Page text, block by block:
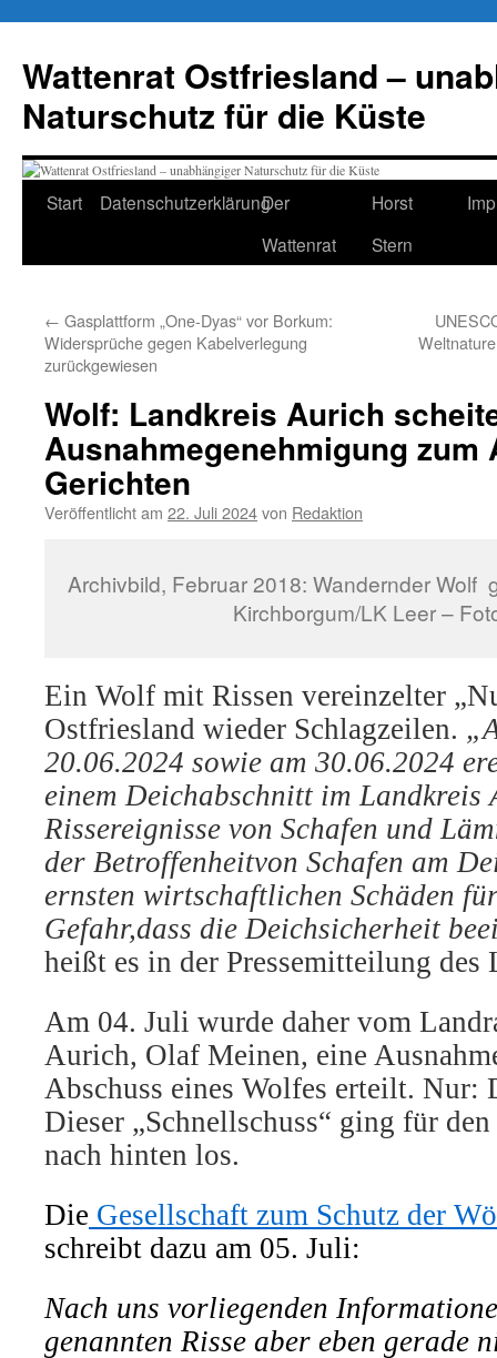
springen
Wattenrat Ostfriesland –
Naturschutz für die Küste
Start DatenschutzerklärungDer
Wattenrat
Horst
Stern
← Gasplattform „One-Dyas“ vor Borkum:
Widersprüche gegen Kabelverlegung
zurückgewiesen
Wolf: Landkreis Aurich
Ausnahmegenehmigung zum
Gerichten
Veröffentlicht am 22. Juli 2024von Redaktion
Archivbild, Februar 2018: Wandernder Wolf
Kirchborgum/LK Leer –
Ein Wolf mit Rissen vereinzelter
Ostfriesland wieder Schlagzeilen.
20.06.2024 sowie am 30.06.2024
einem Deichabschnitt im Landkreis
Rissereignisse von Schafen und
der Betroffenheitvon Schafen am
ernsten wirtschaftlichen Schäden
Gefahr,dass die Deichsicherheit
heißt es in der Pressemitteilung des
Am 04. Juli wurde daher vom
Aurich, Olaf Meinen, eine
Abschuss eines Wolfes erteilt. Nur:
Dieser „Schnellschuss“ ging für
nach hinten los.
Die Gesellschaft zum Schutz der
schreibt dazu am 05. Juli:
Nach uns vorliegenden
genannten Risse aber eben gerade